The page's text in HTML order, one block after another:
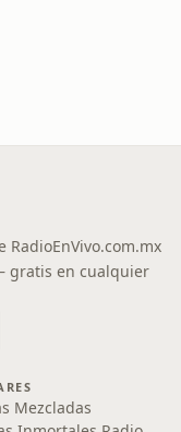
RadioEnVivo.com.mx
gratis en cualquier
Mezcladas